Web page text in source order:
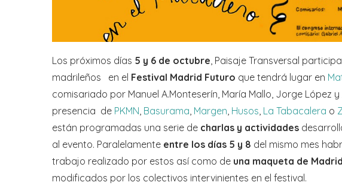
Los próximos días 5 y 6 de octubre, Paisaje Transversal
madrileños en el Festival Madrid Futuro que tendrá lugar en
comisariado por Manuel A.Monteserín, María Mallo, Jorge López
presencia de PKMN, Basurama, Margen, Husos, La Tabacalera o
están programadas una serie de charlas y actividades
al evento. Paralelamente entre los días 5 y 8 del mismo mes
trabajo realizado por estos así como de una maqueta de Madrid
modificados por los colectivos intervinientes en el festival.